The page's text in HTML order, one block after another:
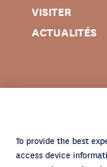
To provide the best
access device
VISITER
ACTUALITÉS